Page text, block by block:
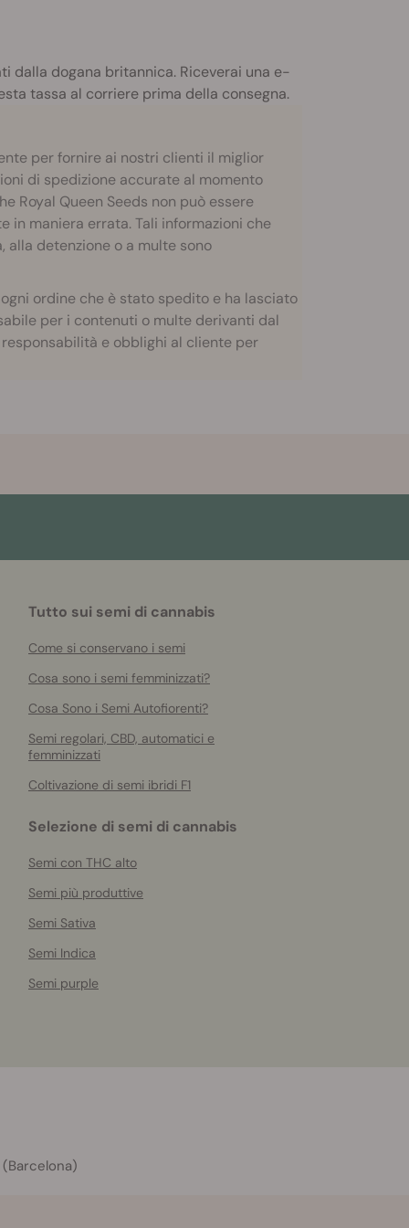
dalla dogana britannica. Riceverai una e-
tassa al corriere prima della consegna.
per fornire ai nostri clienti il miglior
di spedizione accurate al momento
Royal Queen Seeds non può essere
in maniera errata. Tali informazioni che
alla detenzione o a multe sono
ordine che è stato spedito e ha lasciato
per i contenuti o multe derivanti dal
e obblighi al cliente per
Tutto sui semi di cannabis
Come si conservano i semi
Cosa sono i semi femminizzati?
Cosa Sono i Semi Autofiorenti?
Semi regolari, CBD, automatici e
femminizzati
Coltivazione di semi ibridi F1
Selezione di semi di cannabis
Semi con THC alto
Semi più produttive
Semi Sativa
Semi Indica
Semi purple